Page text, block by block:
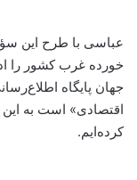
عباسی با طرح این
خورده غرب کشور را
جهان پایگاه
اقتصادی» است به این
کرده‌ایم.